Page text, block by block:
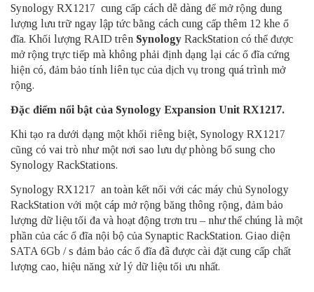
Synology RX1217 cung cấp cách dễ dàng để mở rộng dung
lượng lưu trữ ngay lập tức bằng cách cung cấp thêm 12 khe ổ
đĩa. Khối lượng RAID trên Synology RackStation có thể được
mở rộng trực tiếp mà không phải định dạng lại các ổ đĩa cứng
hiện có, đảm bảo tính liên tục của dịch vụ trong quá trình mở
rộng.
Đặc điểm nổi bật của Synology Expansion Unit RX1217.
Khi tạo ra dưới dạng một khối riêng biệt, Synology RX1217
cũng có vai trò như một nơi sao lưu dự phòng bổ sung cho
Synology RackStations.
Synology RX1217 an toàn kết nối với các máy chủ Synology
RackStation với một cáp mở rộng băng thông rộng, đảm bảo
lượng dữ liệu tối đa và hoạt động trơn tru – như thể chúng là một
phần của các ổ đĩa nội bộ của Synaptic RackStation. Giao diện
SATA 6Gb / s đảm bảo các ổ đĩa đã được cài đặt cung cấp chất
lượng cao, hiệu năng xử lý dữ liệu tối ưu nhất.